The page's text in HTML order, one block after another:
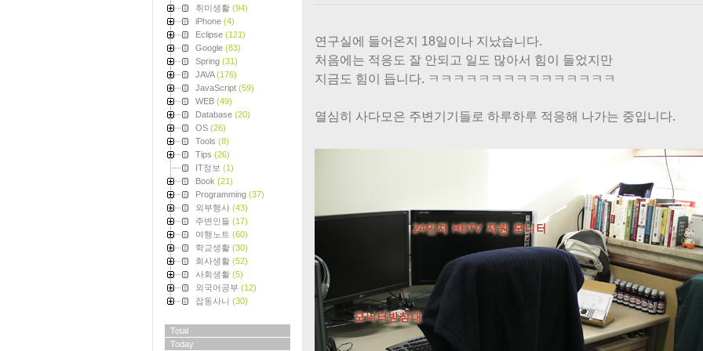
취미생활 (94)
iPhone (4)
Eclipse (121)
Google (83)
Spring (31)
JAVA(176)
JavaScript (59)
WEB (49)
Database (20)
OS (26)
Tools (8)
Tips (26)
IT정보 (1)
Book (21)
Programming (37)
외부행사 (43)
주변인들 (17)
여행노트 (60)
학교생활 (30)
회사생활 (52)
사회생활 (5)
외국어공부 (12)
잡동사니 (30)
Total
Today
연구실에 들어온지 18일이나 지났습니다.
처음에는 적응도 잘 안되고 일도 많아서 힘이 들었지만
지금도 힘이 듭니다. ㅋㅋㅋㅋㅋㅋㅋㅋㅋㅋㅋㅋㅋㅋㅋ
열심히 사다모은 주변기기들로 하루하루 적응해 나가는 중입니다.